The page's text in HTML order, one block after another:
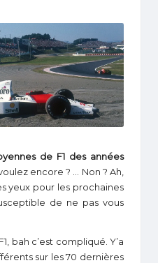
de F1 des années
encore ? … Non ? Ah,
yeux pour les prochaines
de ne pas vous
bah c’est compliqué. Y’a
sur les 70 dernières